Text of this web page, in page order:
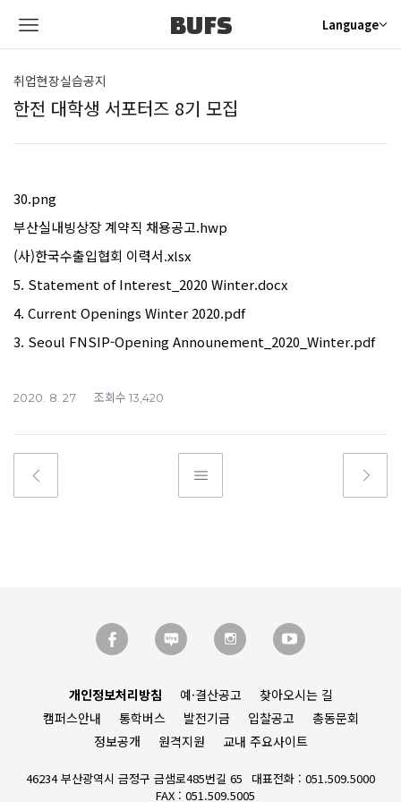
BUFS Language
취업현장실습공지
한전 대학생 서포터즈 8기 모집
30.png
부산실내빙상장 계약직 채용공고.hwp
(사)한국수출입협회 이력서.xlsx
5. Statement of Interest_2020 Winter.docx
4. Current Openings Winter 2020.pdf
3. Seoul FNSIP-Opening Announement_2020_Winter.pdf
2020. 8. 27 조회수 13,420
개인정보처리방침 예·결산공고
찾아오시는 길
캠퍼스안내
통학버스 발전기금 입찰공고
총동문회
정보공개
원격지원 교내 주요사이트
46234 부산광역시 금정구 금샘로485번길 65
대표전화 : 051.509.5000
FAX : 051.509.5005